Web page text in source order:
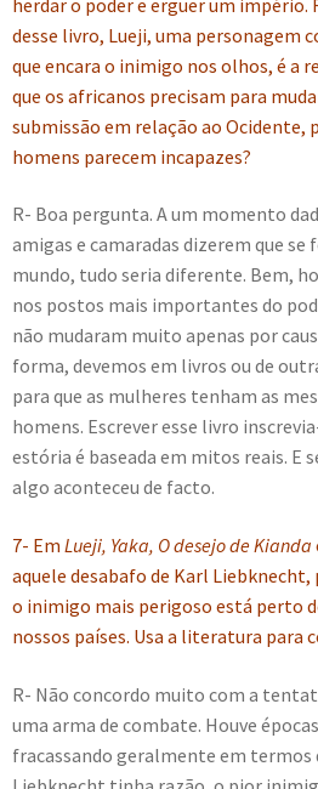
desse livro, Lueji, uma personagem
que encara o inimigo nos olhos, é a
que os africanos precisam para
submissão em relação ao Ocidente,
homens parecem incapazes?
R- Boa pergunta. A um momento
amigas e camaradas dizerem que se
mundo, tudo seria diferente. Bem,
nos postos mais importantes do
não mudaram muito apenas por
forma, devemos em livros ou de
para que as mulheres tenham as
homens. Escrever esse livro
estória é baseada em mitos reais. E
algo aconteceu de facto.
7- Em Lueji, Yaka, O desejo de Kianda
aquele desabafo de Karl
o inimigo mais perigoso está perto
nossos países. Usa a literatura para
R- Não concordo muito com a
uma arma de combate. Houve
fracassando geralmente em termos